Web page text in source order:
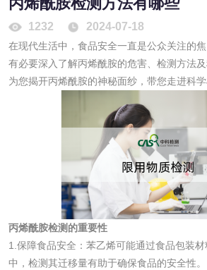
1232 2024-07-18
在现代生活中，食品安全一直是公众关注的
有必要深入了解丙烯酰胺的危害、检测方法
为您揭开丙烯酰胺的神秘面纱，带您走进科学
丙烯酰胺检测的重要性
1.保障食品安全：苯乙烯可能通过食品包装
中，检测其迁移量有助于确保食品的安全性。
金属材料检测
保险柜检测
伸缩警棍检测
非金属材料
脱硫石膏检测
光触媒检测